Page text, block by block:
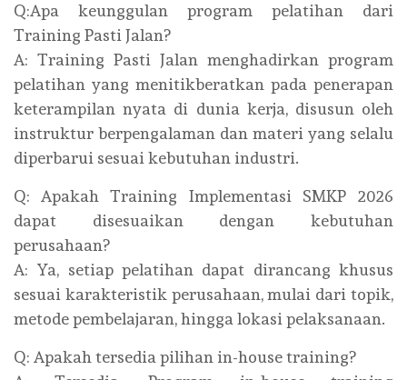
Q:Apa keunggulan program pelatihan dari
Training Pasti Jalan?
A: Training Pasti Jalan menghadirkan program
pelatihan yang menitikberatkan pada penerapan
keterampilan nyata di dunia kerja, disusun oleh
instruktur berpengalaman dan materi yang selalu
diperbarui sesuai kebutuhan industri.
Q: Apakah Training Implementasi SMKP 2026
dapat disesuaikan dengan kebutuhan
perusahaan?
A: Ya, setiap pelatihan dapat dirancang khusus
sesuai karakteristik perusahaan, mulai dari topik,
metode pembelajaran, hingga lokasi pelaksanaan.
Q: Apakah tersedia pilihan in-house training?